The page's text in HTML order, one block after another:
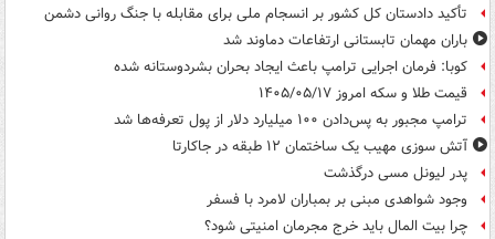
تأکید دادستان کل کشور بر انسجام ملی برای مقابله با جنگ روانی دشمن
باران مهمان تابستانی ارتفاعات دماوند شد
کوبا: فرمان اجرایی ترامپ باعث ایجاد بحران بشردوستانه شده
قیمت طلا و سکه امروز ۱۴۰۵/۰۵/۱۷
ترامپ مجبور به پس‌دادن ۱۰۰ میلیارد دلار از پول تعرفه‌ها شد
آتش سوزی مهیب یک ساختمان ۱۲ طبقه در جاکارتا
پدر لیونل مسی درگذشت
وجود شواهدی مبنی بر بمباران لامرد با فسفر
چرا بیت المال باید خرج مجرمان امنیتی شود؟